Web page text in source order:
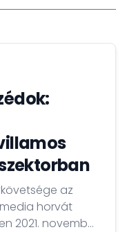
az
horvát
2021. november